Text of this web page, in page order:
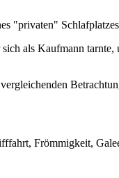
"privaten"
als Kaufmann
Frömmigkeit,